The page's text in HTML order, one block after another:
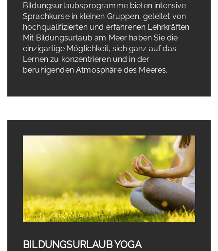
Bildungsurlaubsprogramme bieten intensive
Sprachkurse in kleinen Gruppen, geleitet von
hochqualifizierten und erfahrenen Lehrkräften.
Mit Bildungsurlaub am Meer haben Sie die
einzigartige Möglichkeit, sich ganz auf das
Lernen zu konzentrieren und in der
beruhigenden Atmosphäre des Meeres.
BILDUNGSURLAUB YOGA